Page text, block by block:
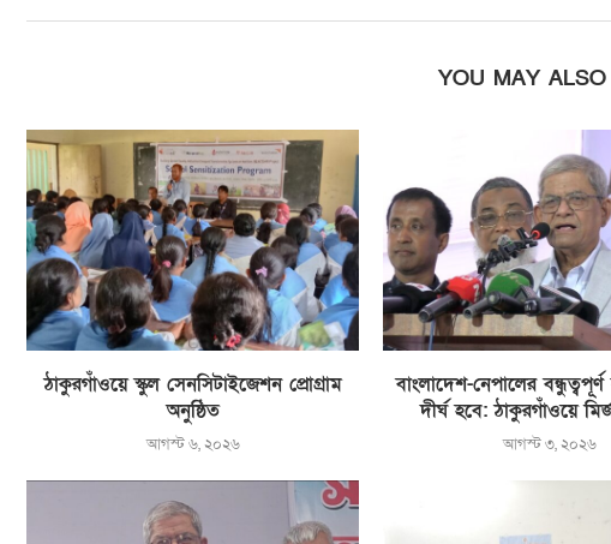
YOU MAY
ঠাকুরগাঁওয়ে স্কুল সেনসিটাইজেশন প্রোগ্রাম
অনুষ্ঠিত
আগস্ট ৬, ২০২৬
বাংলাদেশ-নেপালের
দীর্ঘ হবে: ঠাকুরগাঁওয়ে
আগস্ট ৩, ২০২৬